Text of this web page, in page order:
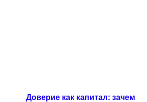
Доверие как капитал: зачем